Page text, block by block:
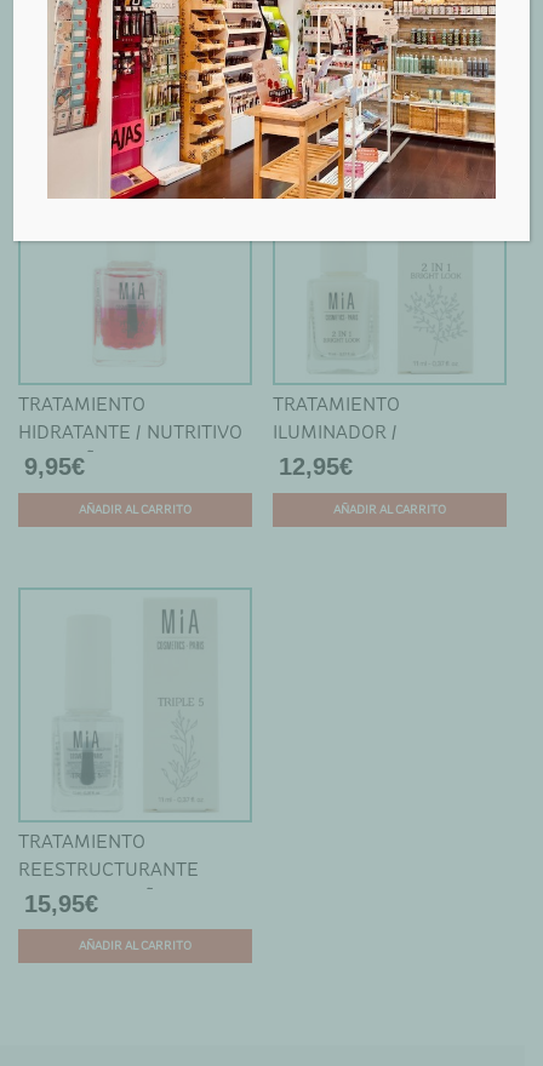
página
producto
FINAS Y FRÁGILES - MIA
10,95€
AÑADIR AL CARRITO
ESTIMULADOR DEL
CRECIMIENTO PARA UÑAS
- MIA
9,95€
AÑADIR AL CARRITO
TRATAMIENTO
HIDRATANTE / NUTRITIVO
PARA UÑAS - MIA
9,95€
AÑADIR AL CARRITO
TRATAMIENTO
ILUMINADOR /
ANTIMANCHAS PARA
UÑAS - MIA
12,95€
AÑADIR AL CARRITO
TRATAMIENTO
REESTRUCTURANTE
TRIPLE 5 DE UÑAS - MIA
15,95€
AÑADIR AL CARRITO